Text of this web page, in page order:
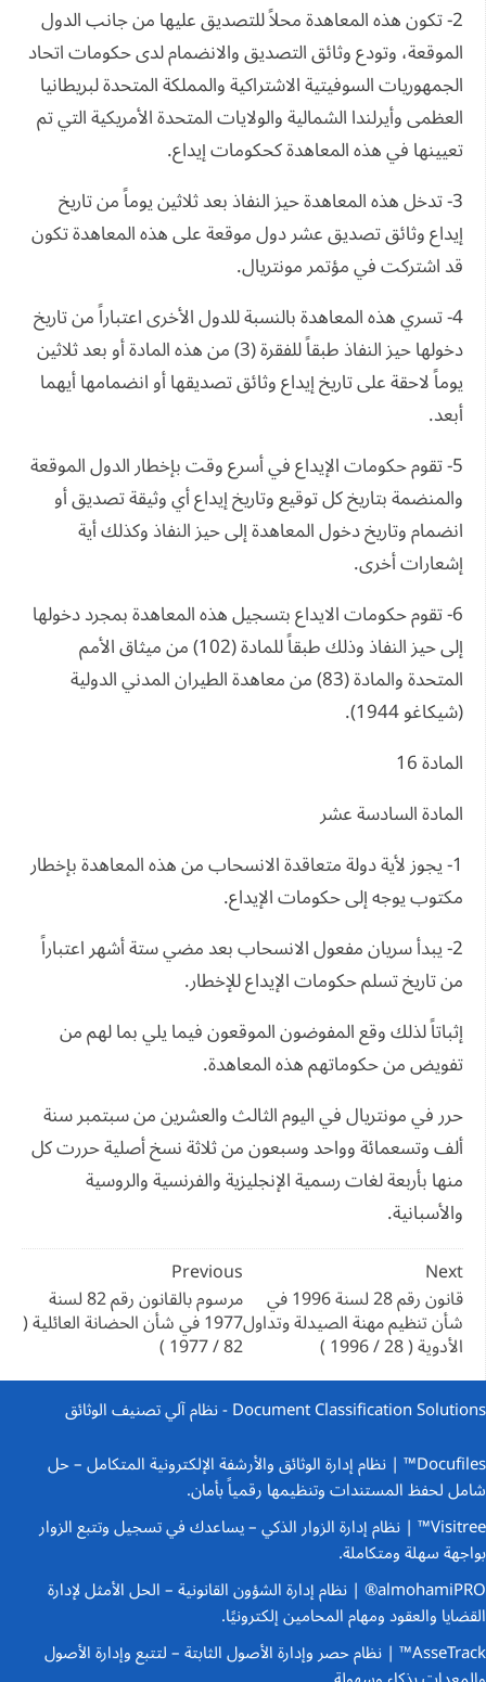
2- تكون هذه المعاهدة محلاً للتصديق عليها من جانب الدول
الموقعة، وتودع وثائق التصديق والانضمام لدى حكومات اتحاد
الجمهوريات السوفيتية الاشتراكية والمملكة المتحدة لبريطانيا
العظمى وأيرلندا الشمالية والولايات المتحدة الأمريكية التي تم
تعيينها في هذه المعاهدة كحكومات إيداع.
3- تدخل هذه المعاهدة حيز النفاذ بعد ثلاثين يوماً من تاريخ
إيداع وثائق تصديق عشر دول موقعة على هذه المعاهدة تكون
قد اشتركت في مؤتمر مونتريال.
4- تسري هذه المعاهدة بالنسبة للدول الأخرى اعتباراً من تاريخ
دخولها حيز النفاذ طبقاً للفقرة (3) من هذه المادة أو بعد ثلاثين
يوماً لاحقة على تاريخ إيداع وثائق تصديقها أو انضمامها أيهما
أبعد.
5- تقوم حكومات الإيداع في أسرع وقت بإخطار الدول الموقعة
والمنضمة بتاريخ كل توقيع وتاريخ إيداع أي وثيقة تصديق أو
انضمام وتاريخ دخول المعاهدة إلى حيز النفاذ وكذلك أية
إشعارات أخرى.
6- تقوم حكومات الايداع بتسجيل هذه المعاهدة بمجرد دخولها
إلى حيز النفاذ وذلك طبقاً للمادة (102) من ميثاق الأمم
المتحدة والمادة (83) من معاهدة الطيران المدني الدولية
(شيكاغو 1944).
المادة 16
المادة السادسة عشر
1- يجوز لأية دولة متعاقدة الانسحاب من هذه المعاهدة بإخطار
مكتوب يوجه إلى حكومات الإيداع.
2- يبدأ سريان مفعول الانسحاب بعد مضي ستة أشهر اعتباراً
من تاريخ تسلم حكومات الإيداع للإخطار.
إثباتاً لذلك وقع المفوضون الموقعون فيما يلي بما لهم من
تفويض من حكوماتهم هذه المعاهدة.
حرر في مونتريال في اليوم الثالث والعشرين من سبتمبر سنة
ألف وتسعمائة وواحد وسبعون من ثلاثة نسخ أصلية حررت كل
منها بأربعة لغات رسمية الإنجليزية والفرنسية والروسية
والأسبانية.
تصفّح
المقالات
Previous
مرسوم بالقانون رقم 82 لسنة
1977 في شأن الحضانة العائلية (
82 / 1977 )
Next
قانون رقم 28 لسنة 1996 في
شأن تنظيم مهنة الصيدلة وتداول
الأدوية ( 28 / 1996 )
Document Classification Solutions - نظام آلي تصنيف الوثائق
Docufiles™ | نظام إدارة الوثائق والأرشفة الإلكترونية المتكامل
– حل
شامل لحفظ المستندات وتنظيمها رقمياً بأمان.
Visitree™ | نظام إدارة الزوار الذكي
– يساعدك في تسجيل وتتبع الزوار
بواجهة سهلة ومتكاملة.
almohamiPRO® | نظام إدارة الشؤون القانونية
– الحل الأمثل لإدارة
القضايا والعقود ومهام المحامين إلكترونيًا.
AsseTrack™ | نظام حصر وإدارة الأصول الثابتة
– لتتبع وإدارة الأصول